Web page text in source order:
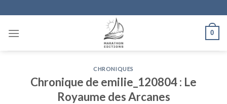
to
content
0
CHRONIQUES
Chronique de emilie_120804 : Le
Royaume des Arcanes